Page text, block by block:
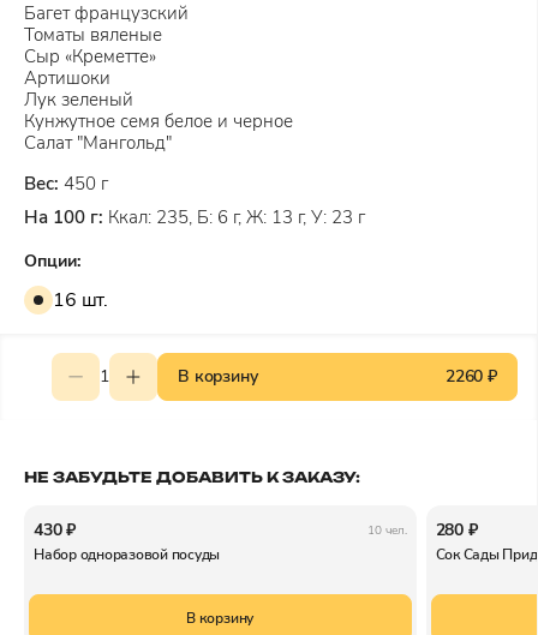
Багет французский
Томаты вяленые
Сыр «Креметте»
Артишоки
Лук зеленый
Кунжутное семя белое и черное
Салат "Мангольд"
Вес: 450 г
На 100 г: Ккал: 235, Б: 6 г, Ж: 13 г, У: 23 г
Опции:
16 шт.
1 В корзину 2260 ₽
НЕ ЗАБУДЬТЕ ДОБАВИТЬ К ЗАКАЗУ:
430 ₽ 10 чел.
Набор одноразовой посуды
В корзину
280 ₽
Сок Сады